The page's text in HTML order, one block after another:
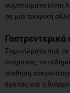
συμπτώματα είναι
σε μια τροφική
Συμπτώματα από το
στόματος, το
αίσθηση
έμετος και η